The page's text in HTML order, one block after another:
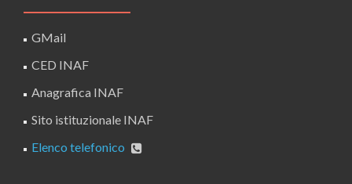
GMail
CED INAF
Anagrafica INAF
Sito istituzionale INAF
Elenco telefonico